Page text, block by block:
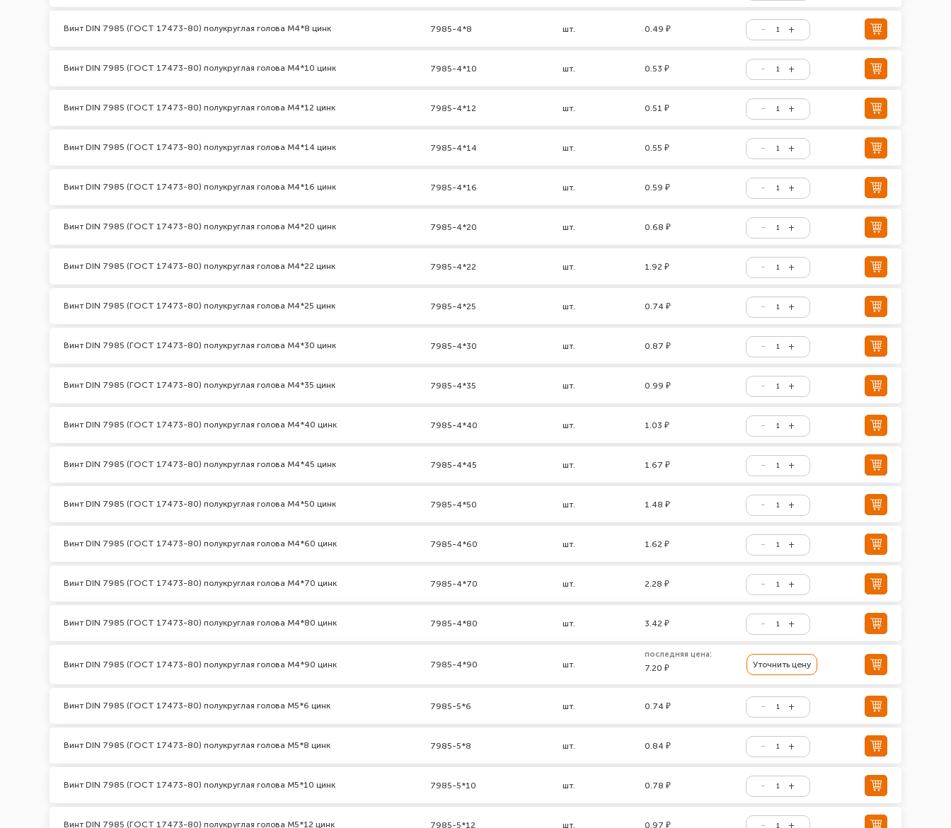
Винт DIN 7985 (ГОСТ 17473-80) полукруглая голова М4*8 цинк 7985-4*8 шт. 0.49 ₽
Винт DIN 7985 (ГОСТ 17473-80) полукруглая голова М4*10 цинк 7985-4*10 шт. 0.53 ₽
Винт DIN 7985 (ГОСТ 17473-80) полукруглая голова М4*12 цинк 7985-4*12 шт. 0.51 ₽
Винт DIN 7985 (ГОСТ 17473-80) полукруглая голова М4*14 цинк 7985-4*14 шт. 0.55 ₽
Винт DIN 7985 (ГОСТ 17473-80) полукруглая голова М4*16 цинк 7985-4*16 шт. 0.59 ₽
Винт DIN 7985 (ГОСТ 17473-80) полукруглая голова М4*20 цинк 7985-4*20 шт. 0.68 ₽
Винт DIN 7985 (ГОСТ 17473-80) полукруглая голова М4*22 цинк 7985-4*22 шт. 1.92 ₽
Винт DIN 7985 (ГОСТ 17473-80) полукруглая голова М4*25 цинк 7985-4*25 шт. 0.74 ₽
Винт DIN 7985 (ГОСТ 17473-80) полукруглая голова М4*30 цинк 7985-4*30 шт. 0.87 ₽
Винт DIN 7985 (ГОСТ 17473-80) полукруглая голова М4*35 цинк 7985-4*35 шт. 0.99 ₽
Винт DIN 7985 (ГОСТ 17473-80) полукруглая голова М4*40 цинк 7985-4*40 шт. 1.03 ₽
Винт DIN 7985 (ГОСТ 17473-80) полукруглая голова М4*45 цинк 7985-4*45 шт. 1.67 ₽
Винт DIN 7985 (ГОСТ 17473-80) полукруглая голова М4*50 цинк 7985-4*50 шт. 1.48 ₽
Винт DIN 7985 (ГОСТ 17473-80) полукруглая голова М4*60 цинк 7985-4*60 шт. 1.62 ₽
Винт DIN 7985 (ГОСТ 17473-80) полукруглая голова М4*70 цинк 7985-4*70 шт. 2.28 ₽
Винт DIN 7985 (ГОСТ 17473-80) полукруглая голова М4*80 цинк 7985-4*80 шт. 3.42 ₽
Винт DIN 7985 (ГОСТ 17473-80) полукруглая голова М4*90 цинк 7985-4*90 шт.
последняя цена:
7.20 ₽ Уточнить цену
Винт DIN 7985 (ГОСТ 17473-80) полукруглая голова М5*6 цинк 7985-5*6 шт. 0.74 ₽
Винт DIN 7985 (ГОСТ 17473-80) полукруглая голова М5*8 цинк 7985-5*8 шт. 0.84 ₽
Винт DIN 7985 (ГОСТ 17473-80) полукруглая голова М5*10 цинк 7985-5*10 шт. 0.78 ₽
Винт DIN 7985 (ГОСТ 17473-80) полукруглая голова М5*12 цинк 7985-5*12 шт. 0.97 ₽